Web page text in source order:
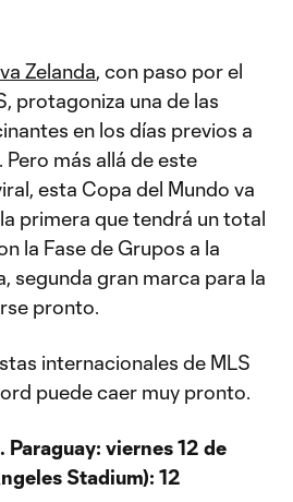
Zelanda, con paso por el
protagoniza una de las
en los días previos a
más allá de este
esta Copa del Mundo va
primera que tendrá un total
la Fase de Grupos a la
segunda gran marca para la
pronto.
internacionales de MLS
puede caer muy pronto.
Paraguay: viernes 12 de
Stadium): 12